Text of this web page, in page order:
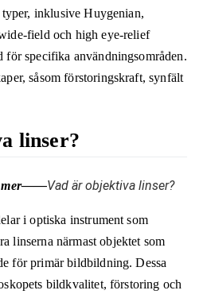
inklusive Huygenian,
field och high eye-relief
för specifika användningsområden.
såsom förstoringskraft, synfält
linser?
mer——Vad är objektiva linser?
i optiska instrument som
linserna närmast objektet som
för primär bildbildning. Dessa
bildkvalitet, förstoring och